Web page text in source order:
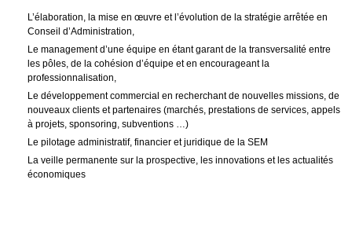
L’élaboration, la mise en œuvre et l’évolution de la stratégie arrêtée en
Conseil d’Administration,
Le management d’une équipe en étant garant de la transversalité entre
les pôles, de la cohésion d’équipe et en encourageant la
professionnalisation,
Le développement commercial en recherchant de nouvelles missions, de
nouveaux clients et partenaires (marchés, prestations de services, appels
à projets, sponsoring, subventions …)
Le pilotage administratif, financier et juridique de la SEM
La veille permanente sur la prospective, les innovations et les actualités
économiques